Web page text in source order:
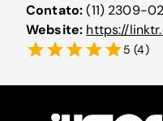
Contato:(11) 2309-
Website: https://
5 (4)